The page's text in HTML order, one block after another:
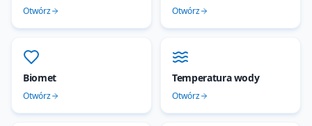
Otwórz Otwórz
Biomet
Otwórz
Temperatura wody
Otwórz